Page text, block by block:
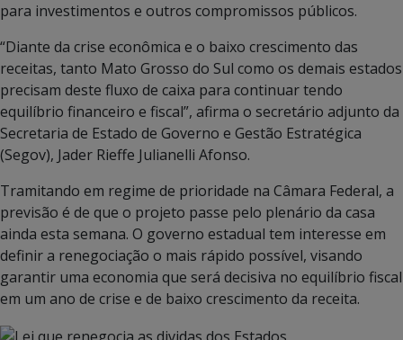
para investimentos e outros compromissos públicos.
“Diante da crise econômica e o baixo crescimento das
receitas, tanto Mato Grosso do Sul como os demais estados
precisam deste fluxo de caixa para continuar tendo
equilíbrio financeiro e fiscal”, afirma o secretário adjunto da
Secretaria de Estado de Governo e Gestão Estratégica
(Segov), Jader Rieffe Julianelli Afonso.
Tramitando em regime de prioridade na Câmara Federal, a
previsão é de que o projeto passe pelo plenário da casa
ainda esta semana. O governo estadual tem interesse em
definir a renegociação o mais rápido possível, visando
garantir uma economia que será decisiva no equilíbrio fiscal
em um ano de crise e de baixo crescimento da receita.